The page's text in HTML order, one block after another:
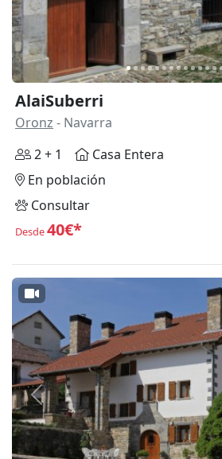
AlaiSuberri
Oronz - Navarra
2 + 1
Casa Entera
En población
Consultar
Desde40€*
Anterior